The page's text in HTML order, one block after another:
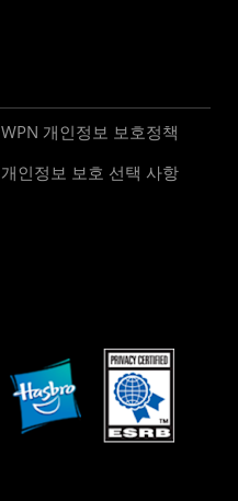
WPN 개인정보 보호정책
개인정보 보호 선택 사항